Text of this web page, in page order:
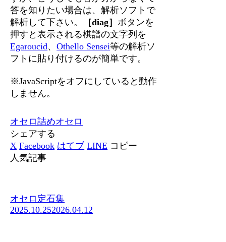
答を知りたい場合は、解析ソフトで
解析して下さい。
［diag］ ボタンを
押すと表示される棋譜の文字列を
Egaroucid、Othello Sensei等の解析ソ
フトに貼り付けるのが簡単です。
※JavaScriptをオフにしていると動作
しません。
オセロ詰めオセロ
シェアする
X Facebook はてブ LINE コピー
人気記事
オセロ定石集
2025.10.252026.04.12